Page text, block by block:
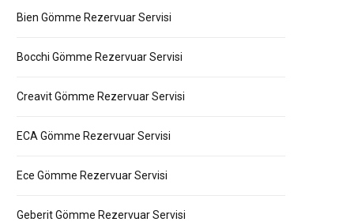
Bien Gömme Rezervuar Servisi
Bocchi Gömme Rezervuar Servisi
Creavit Gömme Rezervuar Servisi
ECA Gömme Rezervuar Servisi
Ece Gömme Rezervuar Servisi
Geberit Gömme Rezervuar Servisi